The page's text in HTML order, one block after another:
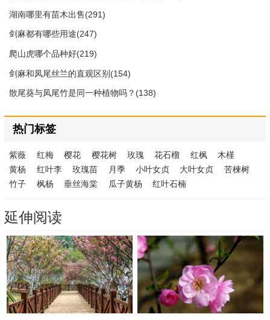
湖南哪里有苗木出售(291)
剑麻都有哪些用途(247)
爬山虎哪个品种好(219)
剑麻和凤尾丝兰的直观区别(154)
散尾葵与凤尾竹是同一种植物吗？(138)
热门标签
紫薇 红梅 樱花 樱花树 玫瑰 花石榴 红枫
木槿
黄杨
红叶李 玫瑰苗 月季 小叶女贞 大叶女贞
苦楝树
竹子
枫杨 垂丝海棠 瓜子黄杨 红叶石楠
延伸阅读